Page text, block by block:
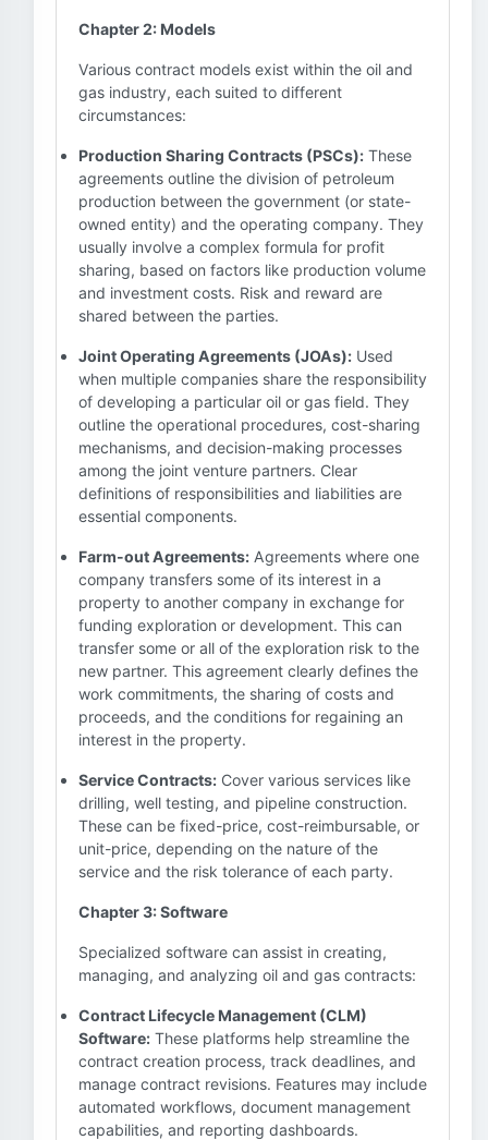
Chapter 2: Models
Various contract models exist within the oil and
gas industry, each suited to different
circumstances:
Production Sharing Contracts (PSCs): These
agreements outline the division of petroleum
production between the government (or state-
owned entity) and the operating company. They
usually involve a complex formula for profit
sharing, based on factors like production volume
and investment costs. Risk and reward are
shared between the parties.
Joint Operating Agreements (JOAs): Used
when multiple companies share the responsibility
of developing a particular oil or gas field. They
outline the operational procedures, cost-sharing
mechanisms, and decision-making processes
among the joint venture partners. Clear
definitions of responsibilities and liabilities are
essential components.
Farm-out Agreements: Agreements where one
company transfers some of its interest in a
property to another company in exchange for
funding exploration or development. This can
transfer some or all of the exploration risk to the
new partner. This agreement clearly defines the
work commitments, the sharing of costs and
proceeds, and the conditions for regaining an
interest in the property.
Service Contracts: Cover various services like
drilling, well testing, and pipeline construction.
These can be fixed-price, cost-reimbursable, or
unit-price, depending on the nature of the
service and the risk tolerance of each party.
Chapter 3: Software
Specialized software can assist in creating,
managing, and analyzing oil and gas contracts:
Contract Lifecycle Management (CLM)
Software: These platforms help streamline the
contract creation process, track deadlines, and
manage contract revisions. Features may include
automated workflows, document management
capabilities, and reporting dashboards.